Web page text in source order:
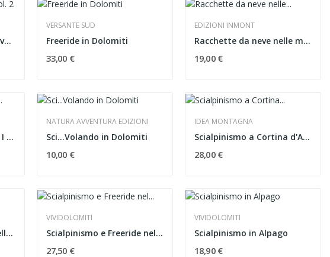
Escursionismo invernale vol. 2
VERSANTE SUD
Freeride in Dolomiti
33,00 €
EDIZIONI INMONT
Racchette da neve nelle montagne friulane
19,00 €
Sci Ripido e Scialpinismo I 3000 delle Dolomiti
NATURA AVVENTURA EDIZIONI
Sci...Volando in Dolomiti
10,00 €
IDEA MONTAGNA
Scialpinismo a Cortina d'Ampezzo
28,00 €
Scialpinismo Dolomiti Bellunesi
VIVIDOLOMITI
Scialpinismo e Freeride nel gruppo della Marmolada
27,50 €
VIVIDOLOMITI
Scialpinismo in Alpago
18,90 €